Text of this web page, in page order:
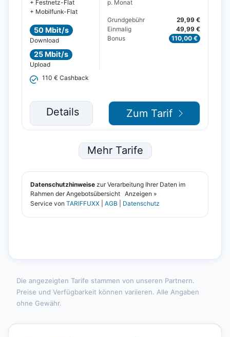
Die angezeigten Tarife stammen von unseren Partnern.
Preise und Verfügbarkeit können variieren. Alle Angaben
ohne Gewähr.